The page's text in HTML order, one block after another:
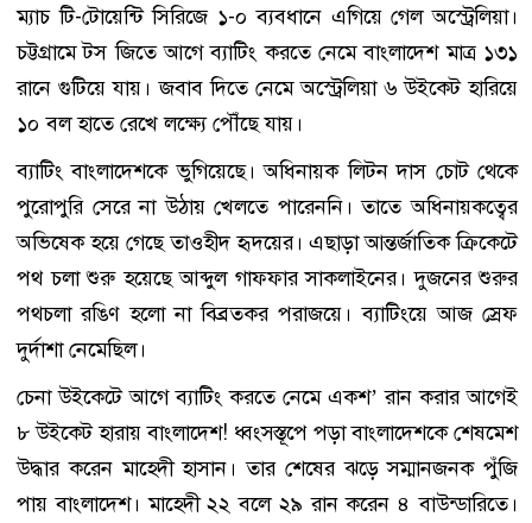
ম্যাচ টি-টোয়েন্টি সিরিজে ১-০ ব্যবধানে এগিয়ে গেল অস্ট্রেলিয়া।
চট্টগ্রামে টস জিতে আগে ব্যাটিং করতে নেমে বাংলাদেশ মাত্র ১৩১
রানে গুটিয়ে যায়। জবাব দিতে নেমে অস্ট্রেলিয়া ৬ উইকেট হারিয়ে
১০ বল হাতে রেখে লক্ষ্যে পৌঁছে যায়।
ব্যাটিং বাংলাদেশকে ভুগিয়েছে। অধিনায়ক লিটন দাস চোট থেকে
পুরোপুরি সেরে না উঠায় খেলতে পারেননি। তাতে অধিনায়কত্বের
অভিষেক হয়ে গেছে তাওহীদ হৃদয়ের। এছাড়া আন্তর্জাতিক ক্রিকেটে
পথ চলা শুরু হয়েছে আব্দুল গাফফার সাকলাইনের। দুজনের শুরুর
পথচলা রঙিণ হলো না বিব্রতকর পরাজয়ে। ব্যাটিংয়ে আজ স্রেফ
দুর্দাশা নেমেছিল।
চেনা উইকেটে আগে ব্যাটিং করতে নেমে একশ’ রান করার আগেই
৮ উইকেট হারায় বাংলাদেশ! ধ্বংসস্তূপে পড়া বাংলাদেশকে শেষমেশ
উদ্ধার করেন মাহেদী হাসান। তার শেষের ঝড়ে সম্মানজনক পুঁজি
পায় বাংলাদেশ। মাহেদী ২২ বলে ২৯ রান করেন ৪ বাউন্ডারিতে।